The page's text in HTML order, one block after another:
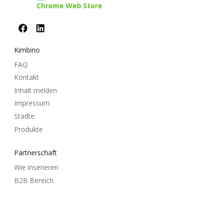
Chrome Web Store
Kimbino
FAQ
Kontakt
Inhalt melden
Impressum
Städte
Produkte
Partnerschaft
Wie inserieren
B2B Bereich